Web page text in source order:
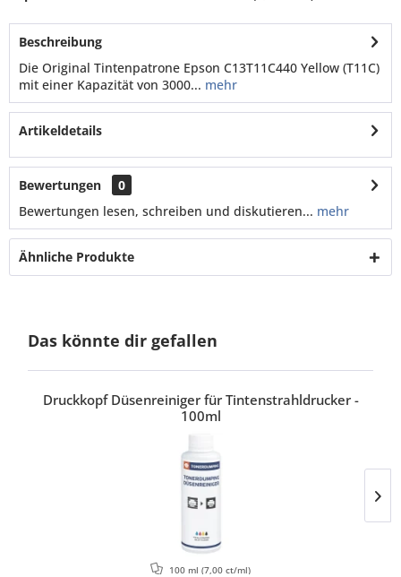
Beschreibung
Die Original Tintenpatrone Epson C13T11C440 Yellow (T11C)
mit einer Kapazität von 3000... mehr
Artikeldetails
Bewertungen
0
Bewertungen lesen, schreiben und diskutieren... mehr
Ähnliche Produkte
Das könnte dir gefallen
Druckkopf Düsenreiniger für Tintenstrahldrucker -
100ml
100 ml (7,00 ct/ml)